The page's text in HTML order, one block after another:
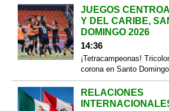
JUEGOS
Y DEL CARIBE,
DOMINGO 2026
14:36
¡Tetracampeonas!
corona en Santo
RELACIONES